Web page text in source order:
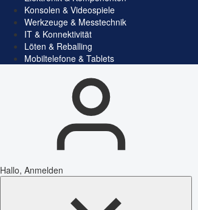
Konsolen & Videospiele
Werkzeuge & Messtechnik
IT & Konnektivität
Löten & Reballing
Mobiltelefone & Tablets
Hallo, Anmelden